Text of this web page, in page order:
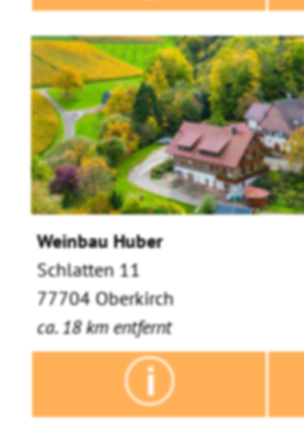
Weinbau Huber
Schlatten 11
77704 Oberkirch
ca. 18 km entfernt